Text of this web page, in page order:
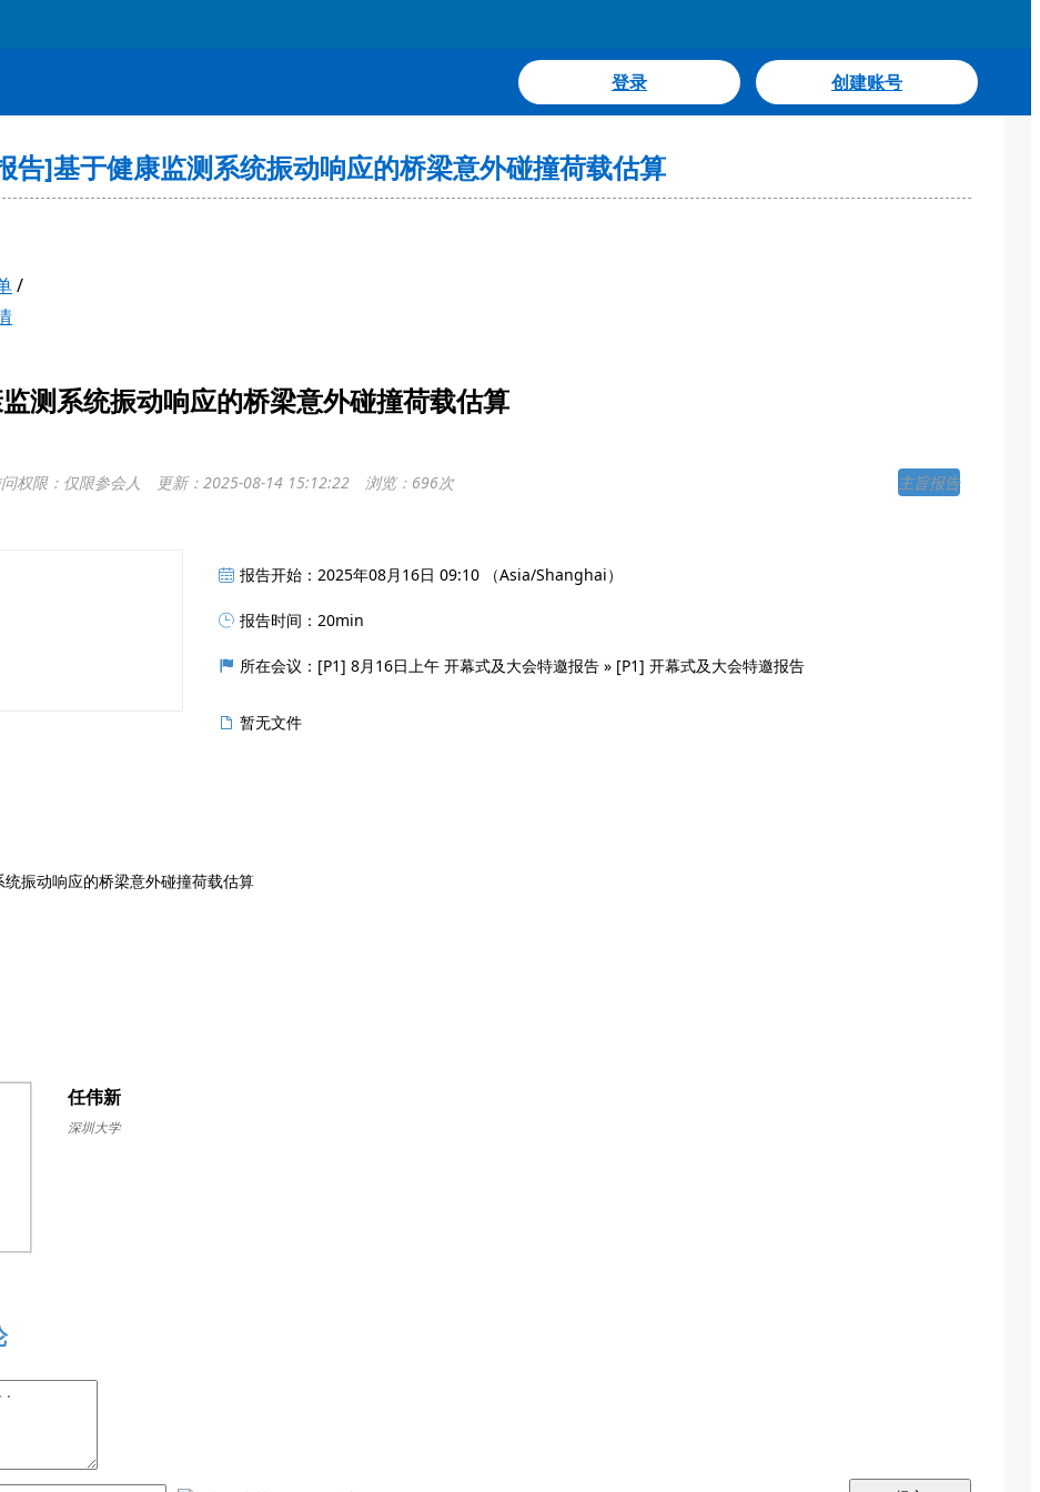
登录 创建账号
告]基于健康监测系统振动响应的桥梁意外碰撞荷载估算
/
测系统振动响应的桥梁意外碰撞荷载估算
权限：仅限参会人 更新：2025-08-14 15:12:22 浏览：696次 主旨报告
报告开始：2025年08月16日 09:10 （Asia/Shanghai）
报告时间：20min
所在会议：[P1] 8月16日上午 开幕式及大会特邀报告 » [P1] 开幕式及大会特邀报告
暂无文件
振动响应的桥梁意外碰撞荷载估算
任伟新
深圳大学